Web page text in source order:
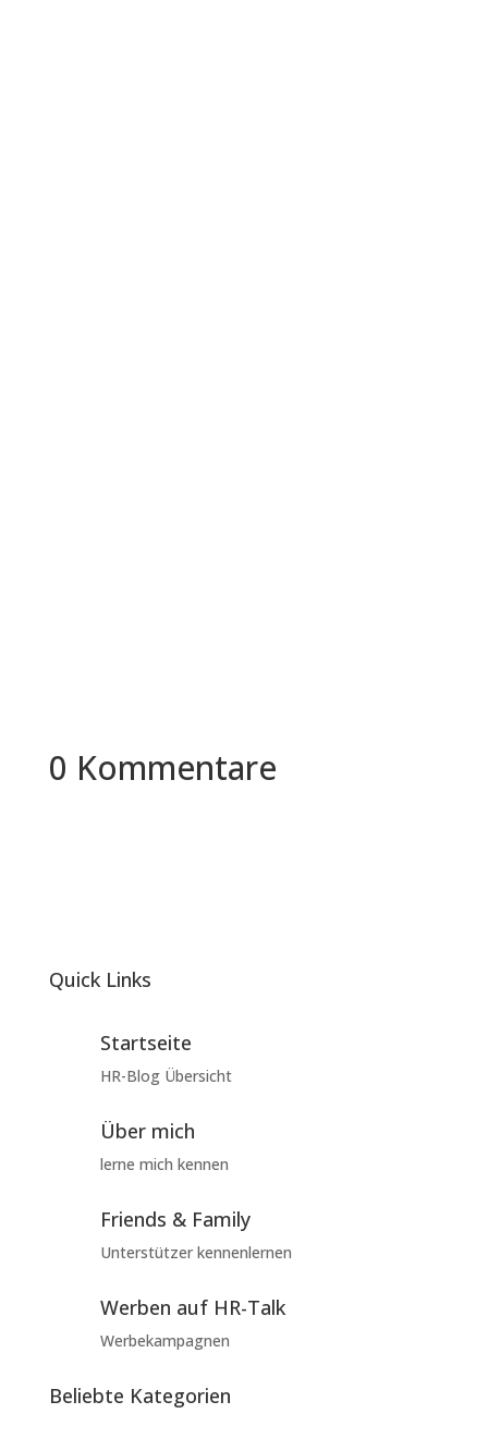
0 Kommentare
Quick Links
Startseite
HR-Blog Übersicht
Über mich
lerne mich kennen
Friends & Family
Unterstützer kennenlernen
Werben auf HR-Talk
Werbekampagnen
Beliebte Kategorien